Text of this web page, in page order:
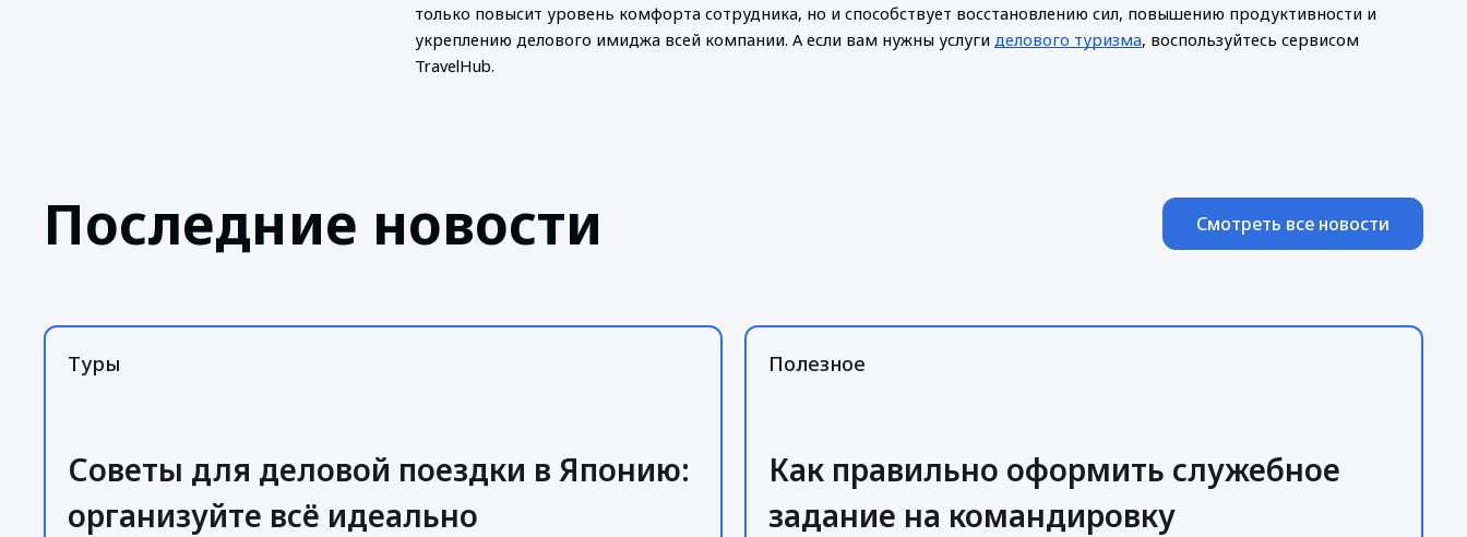
только повысит уровень комфорта сотрудника, но и способствует восстановлению сил, повышению продуктивности и
укреплению делового имиджа всей компании. А если вам нужны услуги делового туризма, воспользуйтесь сервисом
TravelHub.
Последние новости Смотреть все новости
Туры
Советы для деловой поездки в Японию:
организуйте всё идеально
Полезное
Как правильно оформить служебное
задание на командировку